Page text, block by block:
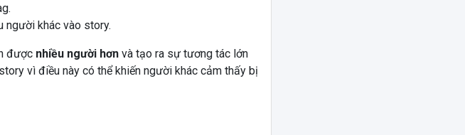
người khác vào story.
được nhiều người hơnvà tạo ra sự tương tác lớn
vì điều này có thể khiến người khác cảm thấy bị